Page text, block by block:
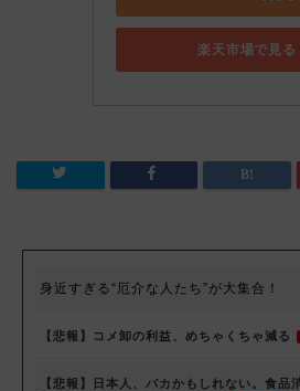
楽天市場で見る
身近すぎる“厄介な人たち”が大集合！
【悲報】コメ卸の利益、めちゃくちゃ減る
【悲報】日本人、バカかもしれない。食品